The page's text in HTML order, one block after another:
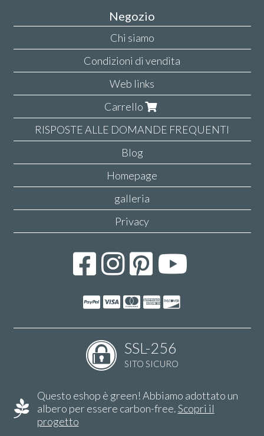
Negozio
Chi siamo
Condizioni di vendita
Web links
Carrello
RISPOSTE ALLE DOMANDE FREQUENTI
Blog
Homepage
galleria
Privacy
SSL-256
SITO SICURO
Questo eshop è green! Abbiamo adottato un
albero per essere carbon-free.Scopri il
progetto